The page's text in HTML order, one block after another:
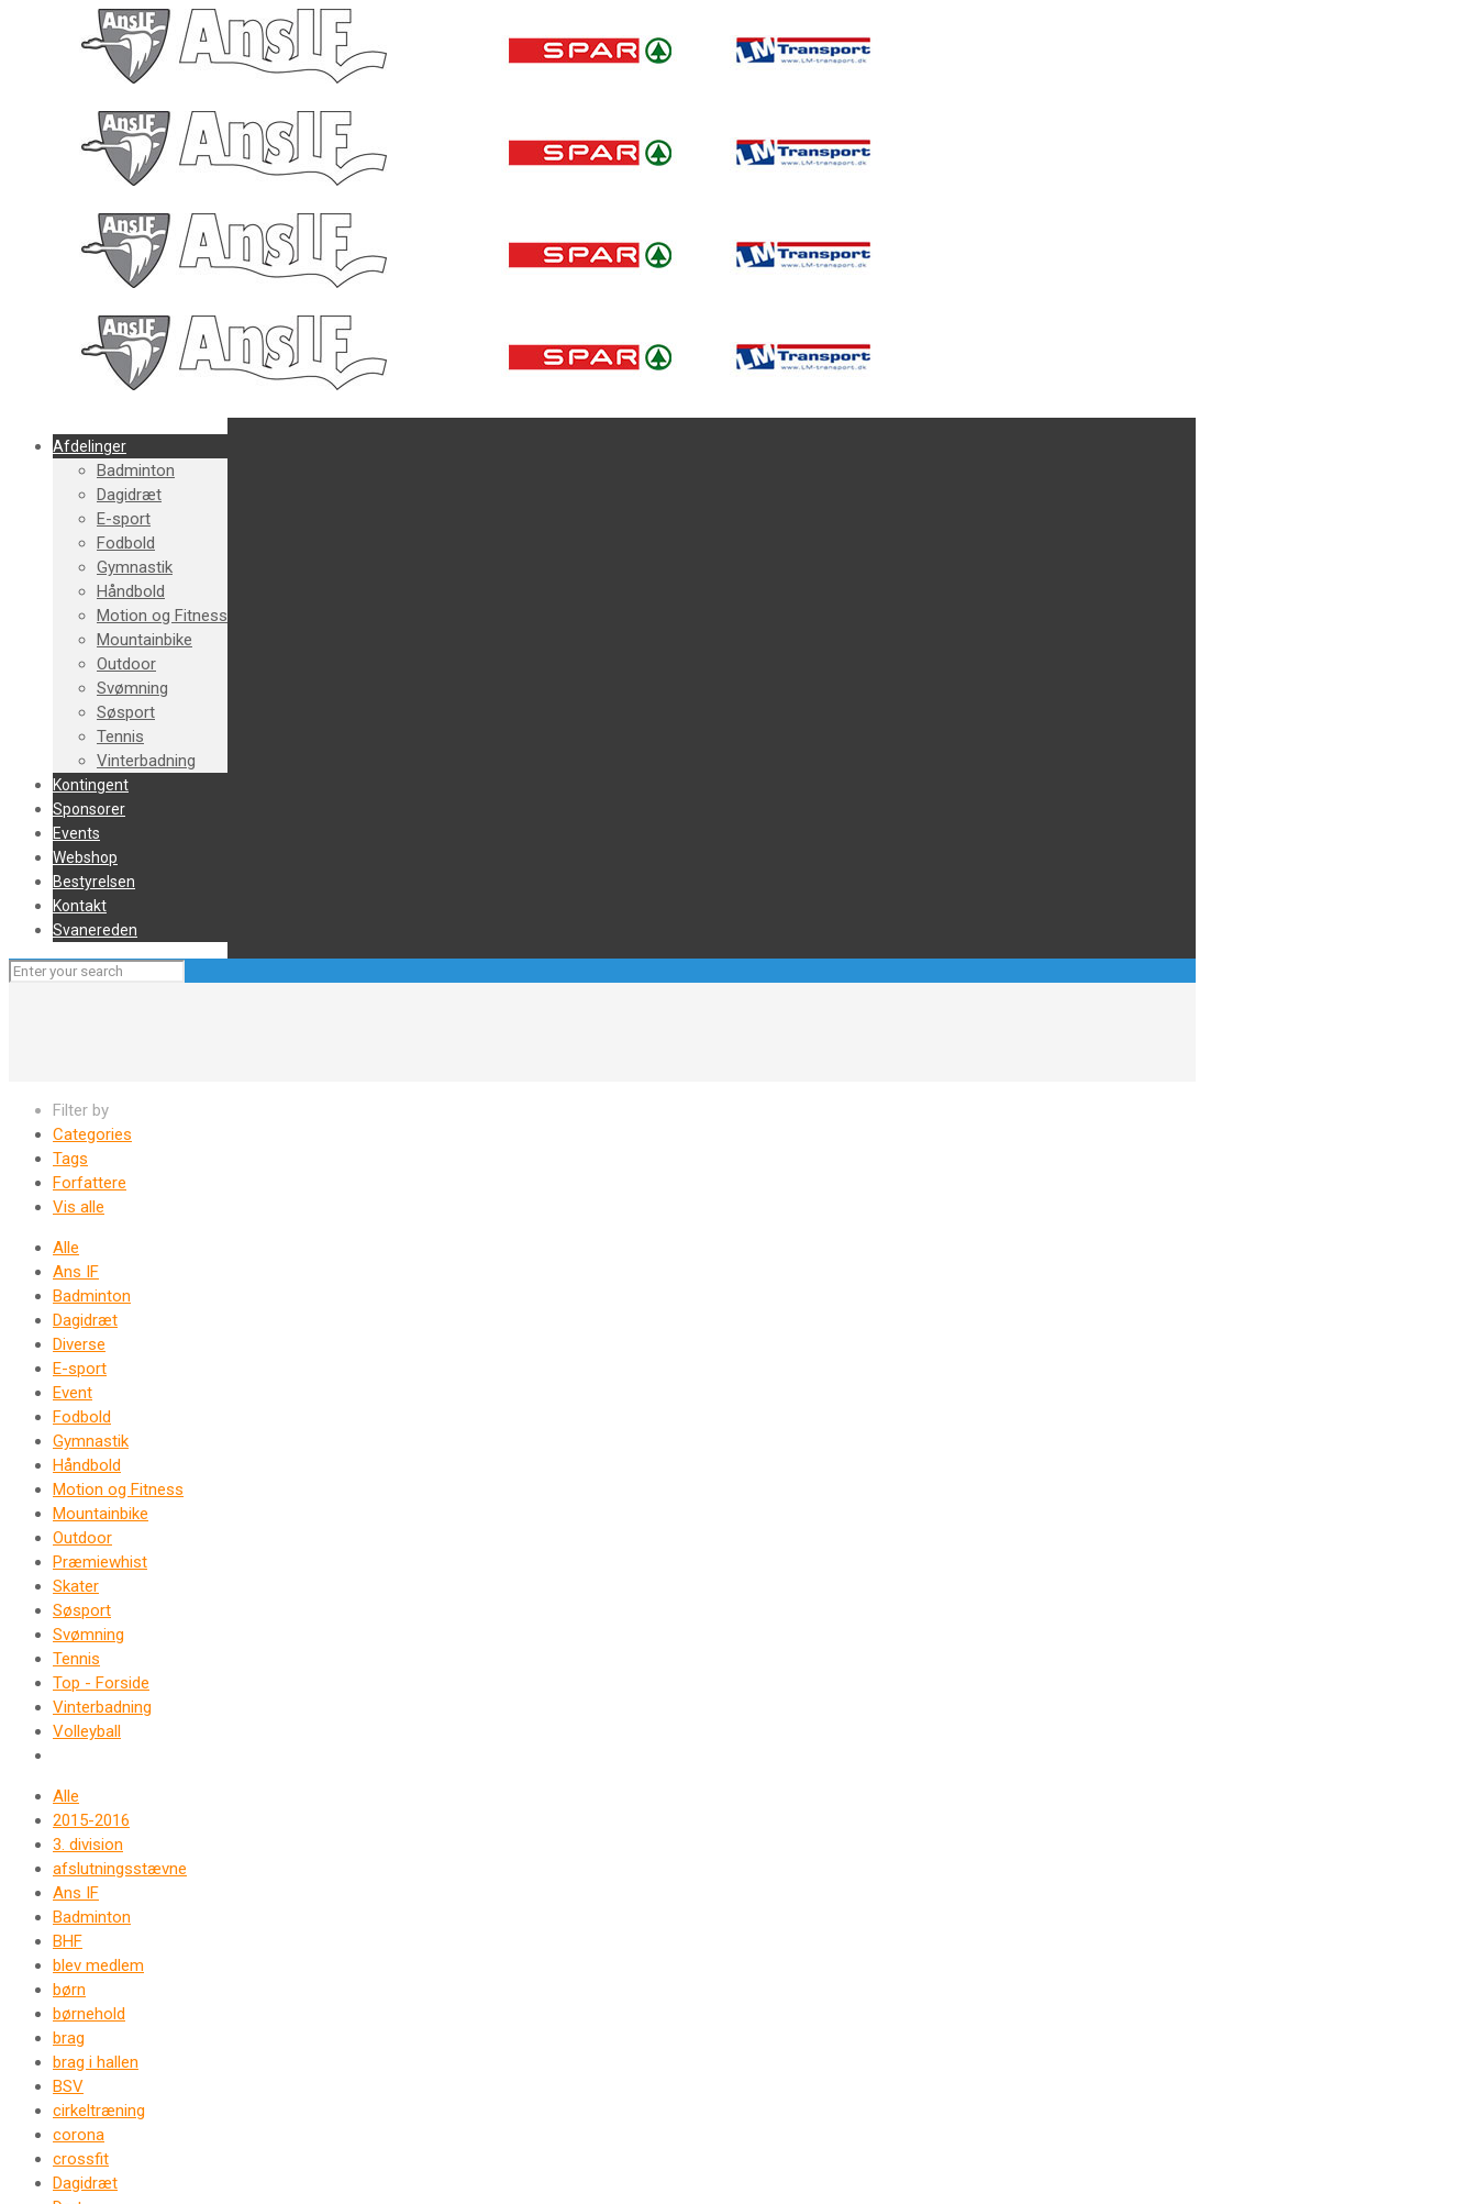
Afdelinger
Badminton
Dagidræt
E-sport
Fodbold
Gymnastik
Håndbold
Motion og Fitness
Mountainbike
Outdoor
Svømning
Søsport
Tennis
Vinterbadning
Kontingent
Sponsorer
Events
Webshop
Bestyrelsen
Kontakt
Svanereden
Filter by
Categories
Tags
Forfattere
Vis alle
Alle
Ans IF
Badminton
Dagidræt
Diverse
E-sport
Event
Fodbold
Gymnastik
Håndbold
Motion og Fitness
Mountainbike
Outdoor
Præmiewhist
Skater
Søsport
Svømning
Tennis
Top - Forside
Vinterbadning
Volleyball
Alle
2015-2016
3. division
afslutningsstævne
Ans IF
Badminton
BHF
blev medlem
børn
børnehold
brag
brag i hallen
BSV
cirkeltræning
corona
crossfit
Dagidræt